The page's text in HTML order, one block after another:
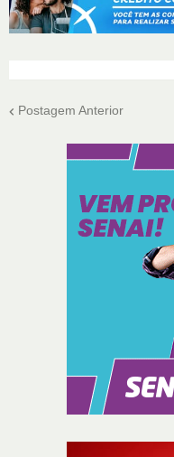
Postagem Anterior